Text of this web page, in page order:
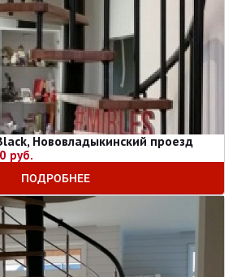
Нововладыкинский проезд
руб.
ПОДРОБНЕЕ